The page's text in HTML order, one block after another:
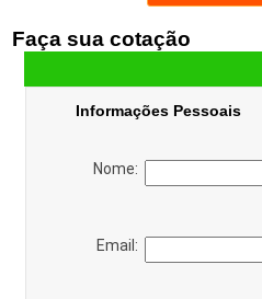
Faça sua cotação
Informações Pessoais
Nome:
Email: